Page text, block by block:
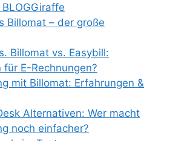
Billomat – der große
Billomat vs. Easybill:
für E-Rechnungen?
mit Billomat: Erfahrungen &
Alternativen: Wer macht
noch einfacher?